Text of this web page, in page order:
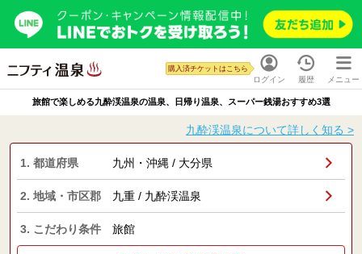
ログイン
購入済チケットはこちら
履歴 メニュー
旅館で楽しめる九酔渓温泉の温泉、日帰り温泉、スーパー銭湯おすすめ3選
九酔渓温泉について詳しく知る >
1. 都道府県 九州・沖縄 / 大分県
2. 地域・市区郡 九重 / 九酔渓温泉
3. こだわり条件 旅館